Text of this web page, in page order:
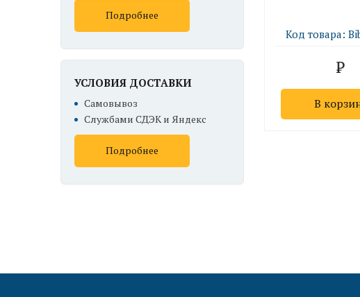
Подробнее
УСЛОВИЯ ДОСТАВКИ
Самовывоз
Службами СДЭК и Яндекс
Подробнее
Код товара:
В